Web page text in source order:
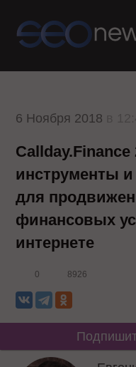
6 Ноября 2018
Callday.Finance
инструменты и
для
финансовых
интернете
0 8926